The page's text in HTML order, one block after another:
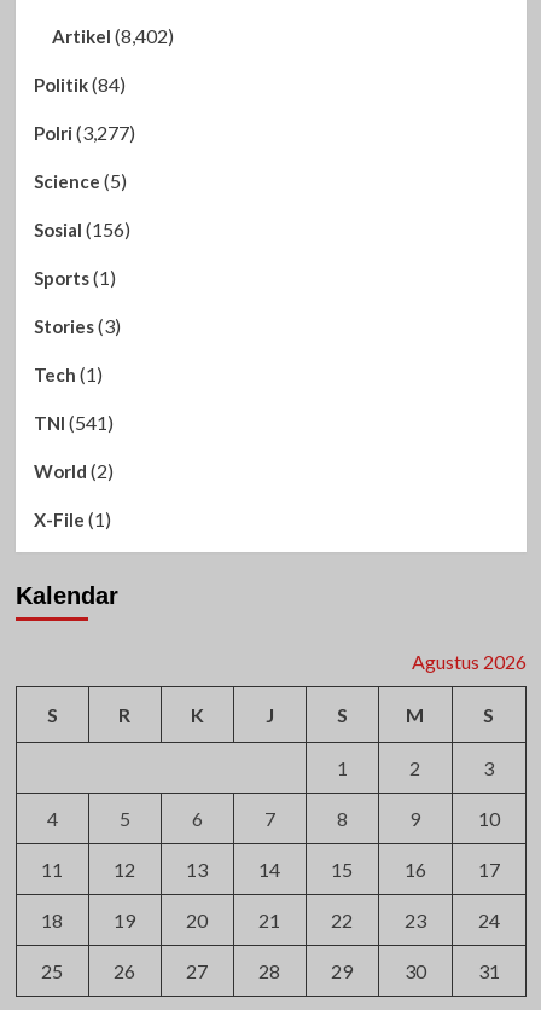
Artikel (8,402)
Politik(84)
Polri (3,277)
Science (5)
Sosial (156)
Sports(1)
Stories(3)
Tech (1)
TNI (541)
World (2)
X-File (1)
Kalendar
Agustus 2026
S R K J S M S
1 2 3
4 5 6 7 8 9 10
11 12 13 14 15 16 17
18 19 20 21 22 23 24
25 26 27 28 29 30 31